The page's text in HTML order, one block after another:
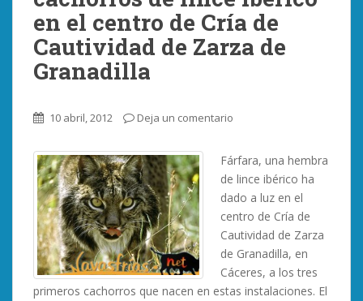
en el centro de Cría de
Cautividad de Zarza de
Granadilla
10 abril, 2012 Deja un comentario
Fárfara, una hembra
de lince ibérico ha
dado a luz en el
centro de Cría de
Cautividad de Zarza
de Granadilla, en
Cáceres, a los tres
primeros cachorros que nacen en estas instalaciones. El